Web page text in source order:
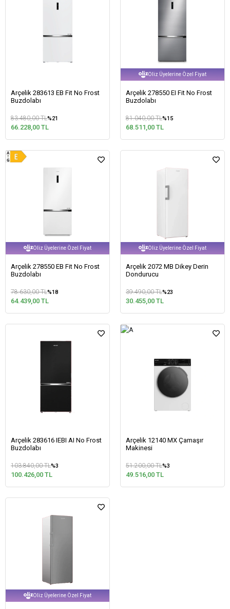
Arçelik 283613 EB Fit No Frost
Buzdolabı
83.480,00 TL%21
66.228,00 TL
Oliz Üyelerine Özel Fiyat
Arçelik 278550 EI Fit No Frost
Buzdolabı
81.040,00 TL%15
68.511,00 TL
Oliz Üyelerine Özel Fiyat
Arçelik 278550 EB Fit No Frost
Buzdolabı
78.630,00 TL%18
64.439,00 TL
Oliz Üyelerine Özel Fiyat
Arçelik 2072 MB Dikey Derin
Dondurucu
39.490,00 TL%23
30.455,00 TL
Arçelik 283616 IEBI AI No Frost
Buzdolabı
103.840,00 TL%3
100.426,00 TL
Arçelik 12140 MX Çamaşır
Makinesi
51.200,00 TL%3
49.516,00 TL
Oliz Üyelerine Özel Fiyat